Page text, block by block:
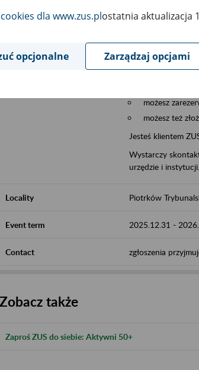
możesz
masz dostęp
Jeśli jesteś
masz dostęp
do formularza
możesz
możesz też
Jesteś klientem
Wystarczy
urzędzie i instytucji.
Locality Piotrków
Event term 2025.12.31 -
Contact zgłoszenia
Zobacz także
Zaproś ZUS do siebie: Aktywni 50+
dla www.zus.plostatnia aktualizacja
opcjonalne Zarządzaj opcjami